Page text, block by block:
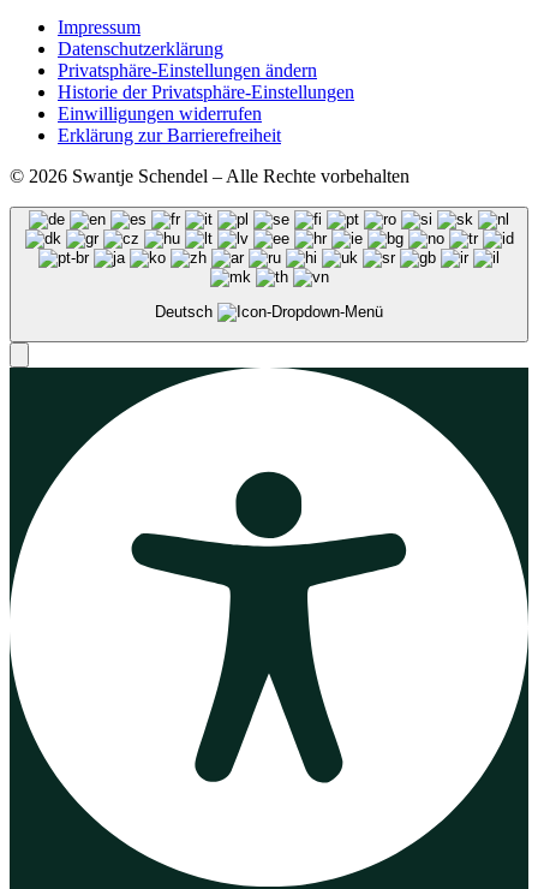
Impressum
Datenschutzerklärung
Privatsphäre-Einstellungen ändern
Historie der Privatsphäre-Einstellungen
Einwilligungen widerrufen
Erklärung zur Barrierefreiheit
© 2026 Swantje Schendel – Alle Rechte vorbehalten
Deutsch